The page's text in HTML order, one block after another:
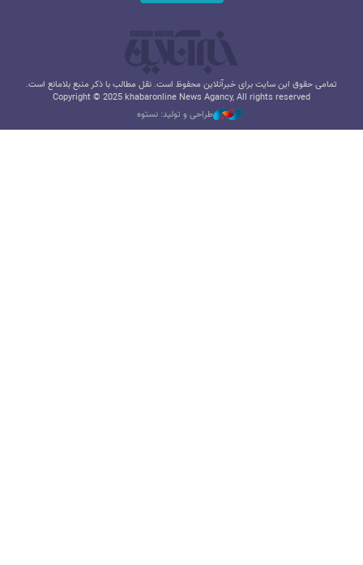
تمامی حقوق این سایت برای خبرآنلاین محفوظ است. نقل مطالب با ذکر منبع بلامانع است.
Copyright © 2025 khabaronline News Agancy, All rights reserved
طراحی و تولید: نستوه